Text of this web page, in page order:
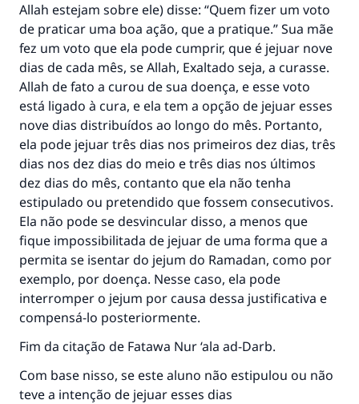
Allah estejam sobre ele) disse: “Quem fizer um voto
de praticar uma boa ação, que a pratique.” Sua mãe
fez um voto que ela pode cumprir, que é jejuar nove
dias de cada mês, se Allah, Exaltado seja, a curasse.
Allah de fato a curou de sua doença, e esse voto
está ligado à cura, e ela tem a opção de jejuar esses
nove dias distribuídos ao longo do mês. Portanto,
ela pode jejuar três dias nos primeiros dez dias, três
dias nos dez dias do meio e três dias nos últimos
dez dias do mês, contanto que ela não tenha
estipulado ou pretendido que fossem consecutivos.
Ela não pode se desvincular disso, a menos que
fique impossibilitada de jejuar de uma forma que a
permita se isentar do jejum do Ramadan, como por
exemplo, por doença. Nesse caso, ela pode
interromper o jejum por causa dessa justificativa e
compensá-lo posteriormente.
Fim da citação de Fatawa Nur ‘ala ad-Darb.
Com base nisso, se este aluno não estipulou ou não
teve a intenção de jejuar esses dias